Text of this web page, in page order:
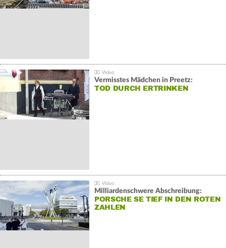
Vermisstes Mädchen in Preetz:
TOD DURCH ERTRINKEN
Milliardenschwere Abschreibung:
PORSCHE SE TIEF IN DEN ROTEN
ZAHLEN